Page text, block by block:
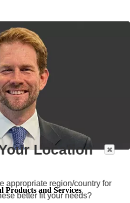
Products and Services
Location
appropriate region/country for
better fit your needs?